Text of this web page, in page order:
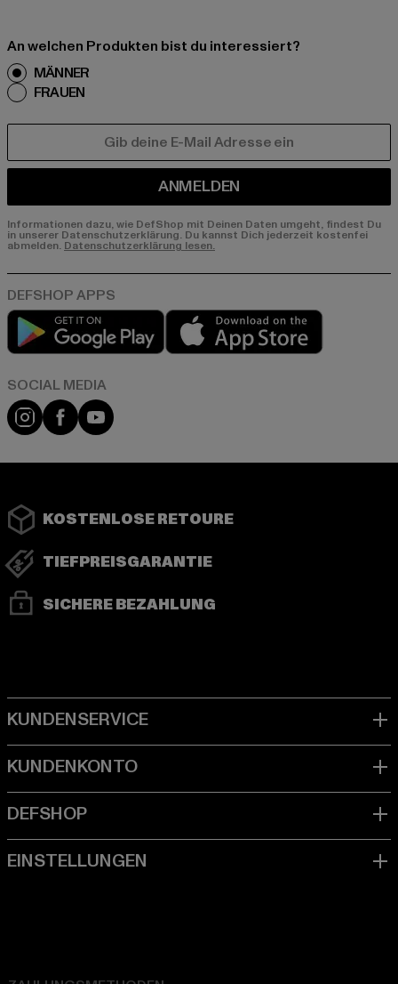
An welchen Produkten bist du interessiert?
MÄNNER
FRAUEN
ANMELDEN
Informationen dazu, wie DefShop mit Deinen Daten umgeht, findest Du
in unserer Datenschutzerklärung. Du kannst Dich jederzeit kostenfei
abmelden. Datenschutzerklärung lesen.
Play market
Instagram
FacebookYouTube
KOSTENLOSE RETOURE
TIEFPREISGARANTIE
SICHERE BEZAHLUNG